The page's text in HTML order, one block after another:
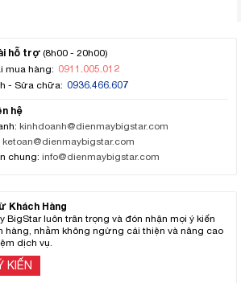
hỗ trợ (8h00 - 20h00)
mua hàng: 0911.005.012
- Sửa chữa: 0936.466.607
hệ
kinhdoanh@dienmaybigstar.com
ketoan@dienmaybigstar.com
chung: info@dienmaybigstar.com
Khách Hàng
BigStar luôn trân trọng và đón nhận mọi ý kiến
hàng, nhằm không ngừng cải thiện và nâng cao
dịch vụ.
KIẾN